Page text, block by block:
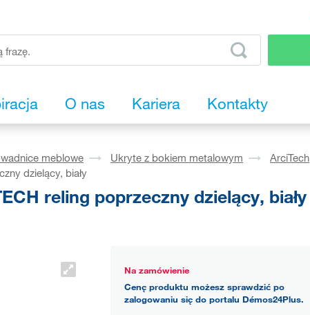
O nas Kariera Kontakty
meblowe Ukryte z bokiem metalowym ArciTech
dzielący, biały
reling poprzeczny dzielący, biały
Na zamówienie
Cenę produktu możesz sprawdzić po
zalogowaniu się do portalu Démos24Plus.